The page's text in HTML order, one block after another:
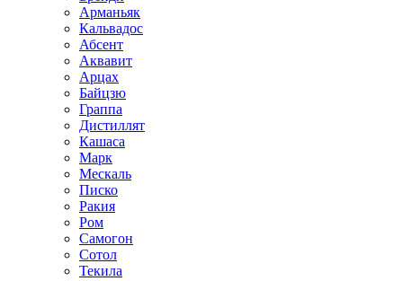
Арманьяк
Кальвадос
Абсент
Аквавит
Арцах
Байцзю
Граппа
Дистиллят
Кашаса
Марк
Мескаль
Писко
Ракия
Ром
Самогон
Сотол
Текила